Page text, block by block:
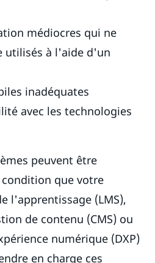
médiocres qui ne
utilisés à l'aide d'un
inadéquates
avec les technologies
peuvent être
que votre
l'apprentissage (LMS),
de contenu (CMS) ou
numérique (DXP)
en charge ces